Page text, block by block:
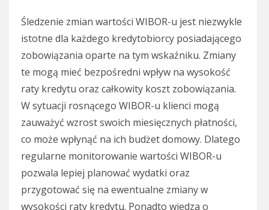
Śledzenie zmian wartości WIBOR-u jest niezwykle
istotne dla każdego kredytobiorcy posiadającego
zobowiązania oparte na tym wskaźniku. Zmiany
te mogą mieć bezpośredni wpływ na wysokość
raty kredytu oraz całkowity koszt zobowiązania.
W sytuacji rosnącego WIBOR-u klienci mogą
zauważyć wzrost swoich miesięcznych płatności,
co może wpłynąć na ich budżet domowy. Dlatego
regularne monitorowanie wartości WIBOR-u
pozwala lepiej planować wydatki oraz
przygotować się na ewentualne zmiany w
wysokości raty kredytu. Ponadto wiedza o